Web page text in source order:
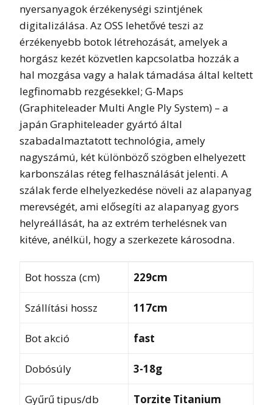
nyersanyagok érzékenységi szintjének
digitalizálása. Az OSS lehetővé teszi az
érzékenyebb botok létrehozását, amelyek a
horgász kezét közvetlen kapcsolatba hozzák a
hal mozgása vagy a halak támadása által keltett
legfinomabb rezgésekkel; G-Maps
(Graphiteleader Multi Angle Ply System) – a
japán Graphiteleader gyártó által
szabadalmaztatott technológia, amely
nagyszámú, két különböző szögben elhelyezett
karbonszálas réteg felhasználását jelenti. A
szálak ferde elhelyezkedése növeli az alapanyag
merevségét, ami elősegíti az alapanyag gyors
helyreállását, ha az extrém terhelésnek van
kitéve, anélkül, hogy a szerkezete károsodna.
Bot hossza (cm) 229cm
Szállítási hossz 117cm
Bot akció fast
Dobósúly 3-18g
Gyűrű tipus/db Torzite Titanium